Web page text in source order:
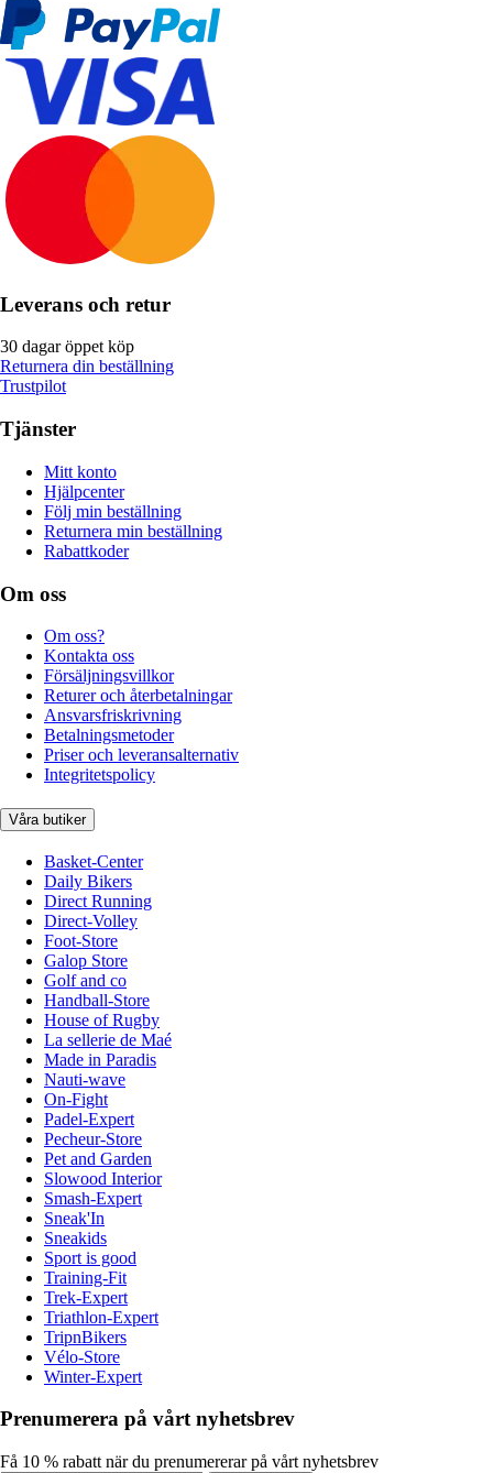
Leverans och retur
30 dagar öppet köp
Returnera din beställning
Trustpilot
Tjänster
Mitt konto
Hjälpcenter
Följ min beställning
Returnera min beställning
Rabattkoder
Om oss
Om oss?
Kontakta oss
Försäljningsvillkor
Returer och återbetalningar
Ansvarsfriskrivning
Betalningsmetoder
Priser och leveransalternativ
Integritetspolicy
Våra butiker
Basket-Center
Daily Bikers
Direct Running
Direct-Volley
Foot-Store
Galop Store
Golf and co
Handball-Store
House of Rugby
La sellerie de Maé
Made in Paradis
Nauti-wave
On-Fight
Padel-Expert
Pecheur-Store
Pet and Garden
Slowood Interior
Smash-Expert
Sneak'In
Sneakids
Sport is good
Training-Fit
Trek-Expert
Triathlon-Expert
TripnBikers
Vélo-Store
Winter-Expert
Prenumerera på vårt nyhetsbrev
Få 10 % rabatt när du prenumererar på vårt nyhetsbrev